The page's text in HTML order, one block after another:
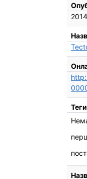
2014